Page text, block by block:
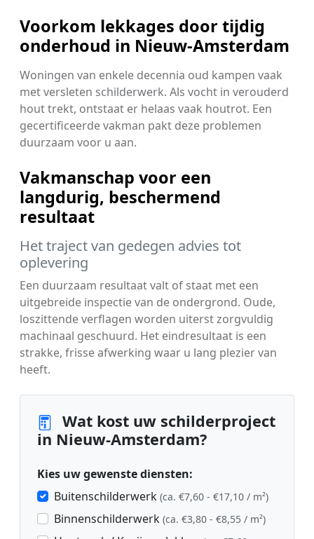
Voorkom lekkages door tijdig
onderhoud in Nieuw-Amsterdam
Woningen van enkele decennia oud kampen vaak
met versleten schilderwerk. Als vocht in verouderd
hout trekt, ontstaat er helaas vaak houtrot. Een
gecertificeerde vakman pakt deze problemen
duurzaam voor u aan.
Vakmanschap voor een
langdurig, beschermend
resultaat
Het traject van gedegen advies tot
oplevering
Een duurzaam resultaat valt of staat met een
uitgebreide inspectie van de ondergrond. Oude,
loszittende verflagen worden uiterst zorgvuldig
machinaal geschuurd. Het eindresultaat is een
strakke, frisse afwerking waar u lang plezier van
heeft.
Wat kost uw schilderproject
in Nieuw-Amsterdam?
Kies uw gewenste diensten:
Buitenschilderwerk (ca. €7,60 - €17,10 / m²)
Binnenschilderwerk (ca. €3,80 - €8,55 / m²)